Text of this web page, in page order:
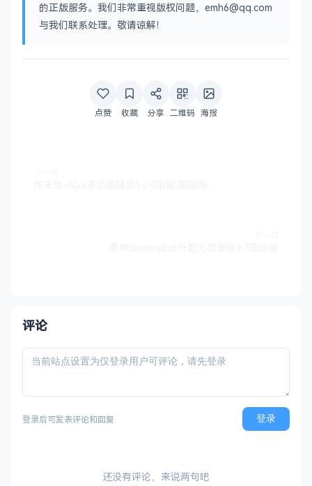
的正版服务。我们非常重视版权问题，emh6@qq.com
与我们联系处理。敬请谅解！
点赞 收藏 分享 二维码 海报
评论
登录后可发表评论和回复 登录
还没有评论，来说两句吧